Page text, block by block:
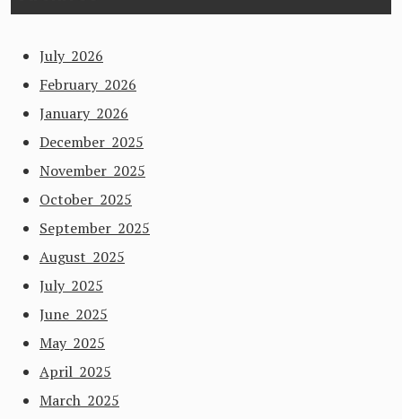
July 2026
February 2026
January 2026
December 2025
November 2025
October 2025
September 2025
August 2025
July 2025
June 2025
May 2025
April 2025
March 2025